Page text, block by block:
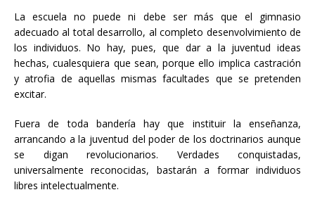
La escuela no puede ni debe ser más que el gimnasio
adecuado al total desarrollo, al completo desenvolvimiento de
los individuos. No hay, pues, que dar a la juventud ideas
hechas, cualesquiera que sean, porque ello implica castración
y atrofia de aquellas mismas facultades que se pretenden
excitar.
Fuera de toda bandería hay que instituir la enseñanza,
arrancando a la juventud del poder de los doctrinarios aunque
se digan revolucionarios. Verdades conquistadas,
universalmente reconocidas, bastarán a formar individuos
libres intelectualmente.